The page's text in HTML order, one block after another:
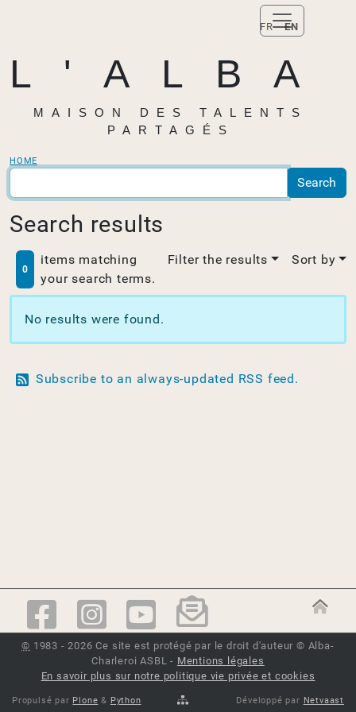
FR EN
L'ALBA
MAISON DES TALENTS
PARTAGÉS
HOME
Search results
0
items matching
your search terms.
Filter the results Sort by
No results were found.
Subscribe to an always-updated RSS feed.
© 1983 - 2026 Ce site est protégé par le droit d'auteur © Alba-
Charleroi ASBL - Mentions légales
En savoir plus sur notre politique vie privée et cookies
Propulsé par Plone & Python Développé par Netvaast